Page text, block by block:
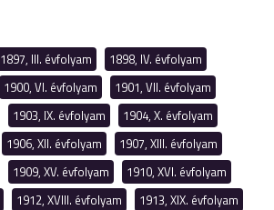
1897, III. évfolyam
1898, IV. évfolyam
1900, VI. évfolyam
1901, VII. évfolyam
1903, IX. évfolyam
1904, X. évfolyam
1906, XII. évfolyam
1907, XIII. évfolyam
1909, XV. évfolyam
1910, XVI. évfolyam
1912, XVIII. évfolyam
1913, XIX. évfolyam